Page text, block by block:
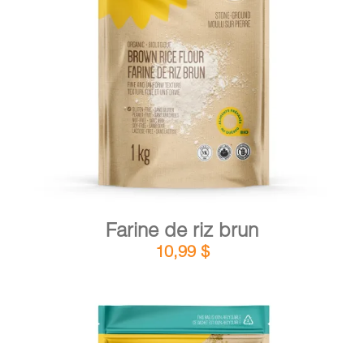
AJOUTER AU PANIER DÉTAILS
Farine de riz brun
10,99 $